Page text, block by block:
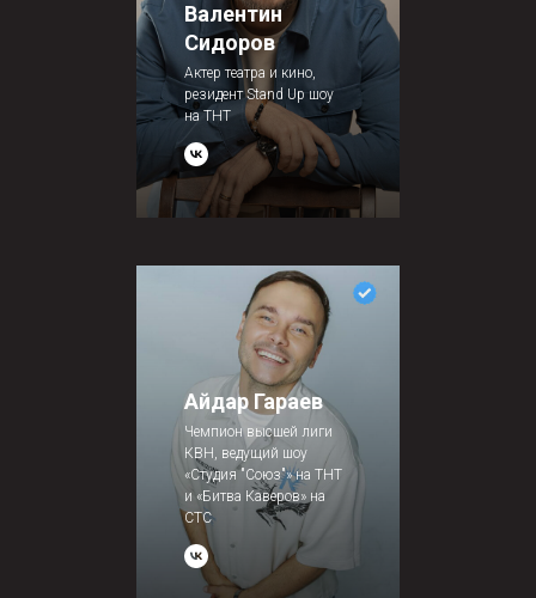
Валентин
Сидоров
Актер театра и кино,
резидент Stand Up шоу
на ТНТ
Айдар Гараев
Чемпион высшей лиги
КВН, ведущий шоу
«Студия "Союз"» на ТНТ
и «Битва Каверов» на
СТС